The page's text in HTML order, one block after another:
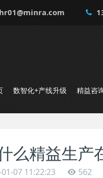
数智化+产线升级 精益咨
么精益生产
07 11:22:23 562